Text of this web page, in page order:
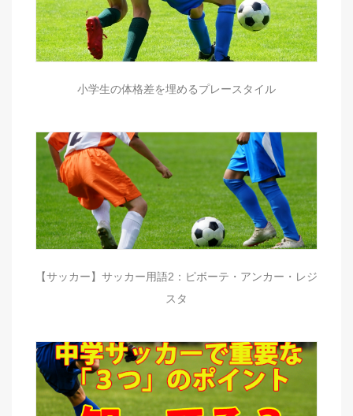
小学生の体格差を埋めるプレースタイル
【サッカー】サッカー用語2：ピボーテ・アンカー・レジ
スタ